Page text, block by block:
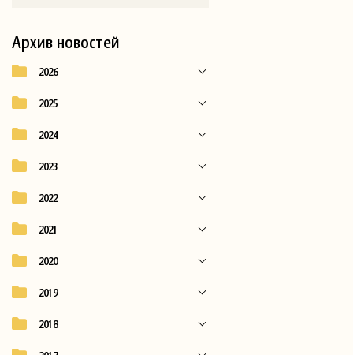
Архив новостей
2026
2025
2024
2023
2022
2021
2020
2019
2018